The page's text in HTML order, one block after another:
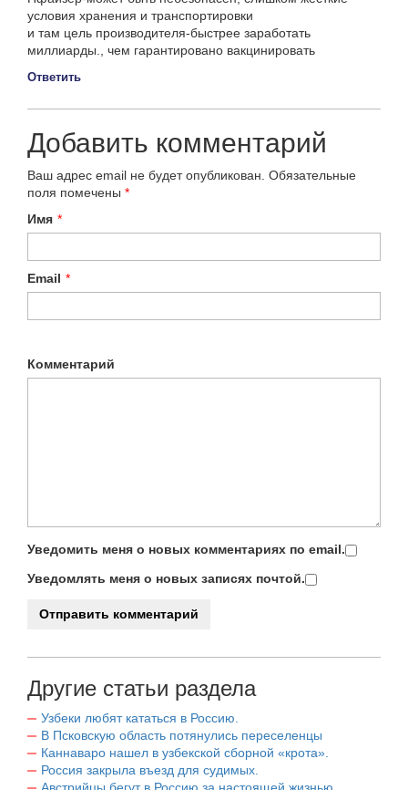
условия хранения и транспортировки
и там цель производителя-быстрее заработать
миллиарды., чем гарантировано вакцинировать
Ответить
Добавить комментарий
Ваш адрес email не будет опубликован. Обязательные
поля помечены *
Имя *
Email *
Комментарий
Уведомить меня о новых комментариях по email.
Уведомлять меня о новых записях почтой.
Другие статьи раздела
Узбеки любят кататься в Россию.
В Псковскую область потянулись переселенцы
Каннаваро нашел в узбекской сборной «крота».
Россия закрыла въезд для судимых.